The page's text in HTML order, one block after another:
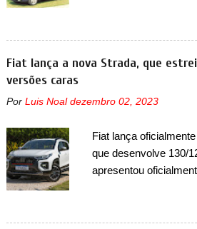
lançamento da
lançada a nova
nova geração feita
Além do Gol, outro
foi marcava pelos
nas vendas em 1994
sendo duas do hatch
Fiat lança a nova Strada, que
versões caras
Por Luis Noal dezembro 02, 2023
Fiat lança
que desenvolve 130/
apresentou
automático CVT no
do motor 1.0 12v